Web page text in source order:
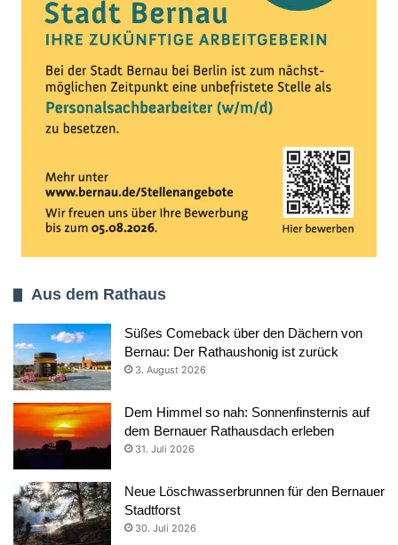
Aus dem Rathaus
Süßes Comeback über den Dächern von
Bernau: Der Rathaushonig ist zurück
3. August 2026
Dem Himmel so nah: Sonnenfinsternis auf
dem Bernauer Rathausdach erleben
31. Juli 2026
Neue Löschwasserbrunnen für den Bernauer
Stadtforst
30. Juli 2026